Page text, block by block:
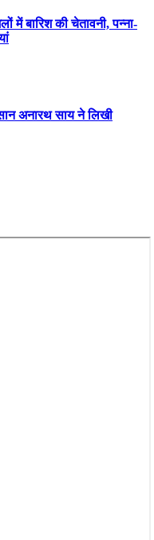
बारिश की चेतावनी, पन्ना-
अनारथ साय ने लिखी